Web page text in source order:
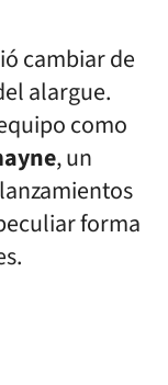
cambiar de
alargue.
como
, un
forma